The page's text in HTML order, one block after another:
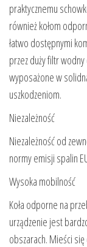
praktycznemu
również kołom
łatwo dostępnymi
przez duży filtr
wyposażone w
uszkodzeniom.
Niezależność
Niezależność od
normy emisji spalin
Wysoka mobilność
Koła odporne na
urządzenie jest
obszarach. Mieści